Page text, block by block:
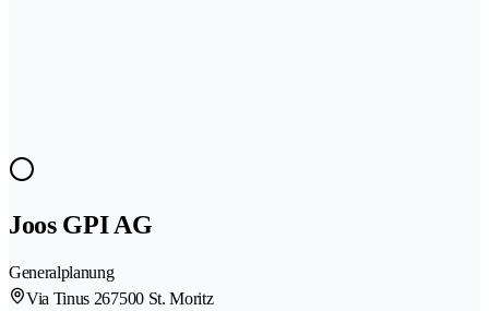
Joos GPI AG
Generalplanung
Via Tinus 267500 St. Moritz